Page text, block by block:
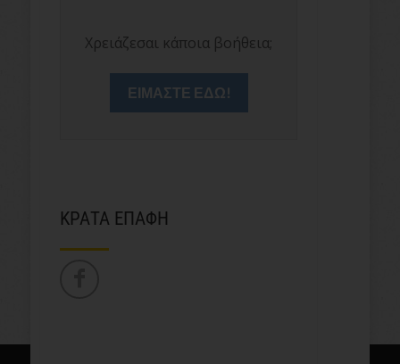
Χρειάζεσαι κάποια βοήθεια;
ΕΙΜΑΣΤΕ ΕΔΩ!
ΚΡΑΤΑ ΕΠΑΦΗ